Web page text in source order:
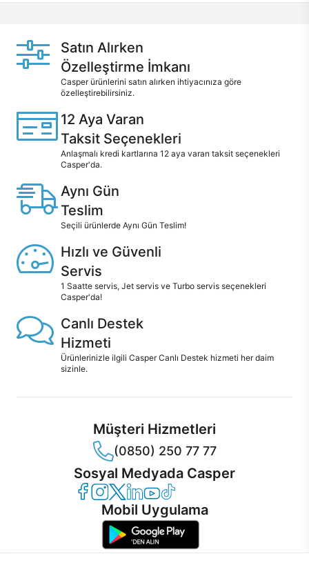
Satın Alırken
Özelleştirme İmkanı
Casper ürünlerini satın alırken ihtiyacınıza göre
özelleştirebilirsiniz.
12 Aya Varan
Taksit Seçenekleri
Anlaşmalı kredi kartlarına 12 aya varan taksit seçenekleri
Casper'da.
Aynı Gün
Teslim
Seçili ürünlerde Aynı Gün Teslim!
Hızlı ve Güvenli
Servis
1 Saatte servis, Jet servis ve Turbo servis seçenekleri
Casper'da!
Canlı Destek
Hizmeti
Ürünlerinizle ilgili Casper Canlı Destek hizmeti her daim
sizinle.
Müşteri Hizmetleri
(0850) 250 77 77
Sosyal Medyada Casper
Casper Facebook
Casper Instagram
Casper Twitter
Casper LinkedIn
Casper YouTube
Casper TikTok
Mobil Uygulama